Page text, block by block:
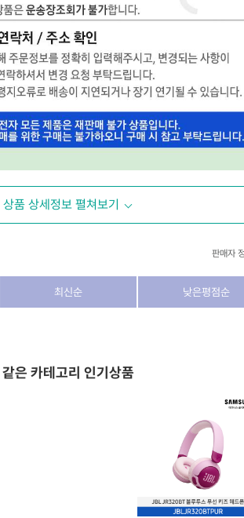
상품 상세정보 펼쳐보기
판매자
최신순 낮은평점순
같은 카테고리 인기상품